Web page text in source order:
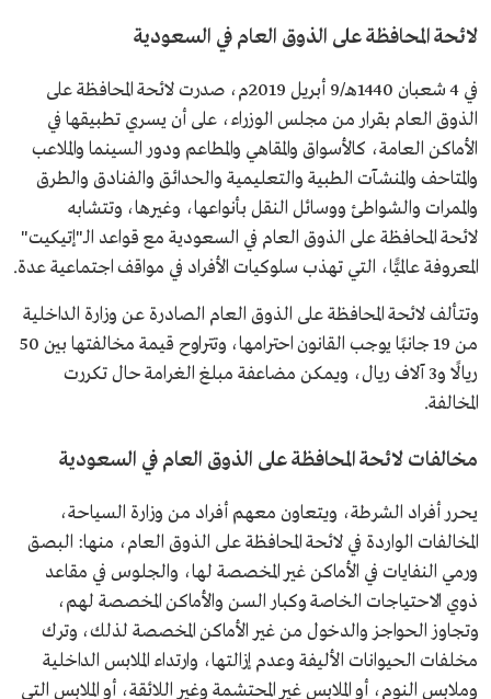
لائحة المحافظة على الذوق العام في السعودية
في 4 شعبان 1440هـ/9 أبريل 2019م، صدرت لائحة المحافظة على
الذوق العام بقرار من مجلس الوزراء، على أن يسري تطبيقها في
الأماكن العامة، كالأسواق والمقاهي والمطاعم ودور السينما والملاعب
والمتاحف والمنشآت الطبية والتعليمية والحدائق والفنادق والطرق
والممرات والشواطئ ووسائل النقل بأنواعها، وغيرها، وتتشابه
لائحة المحافظة على الذوق العام في السعودية مع قواعد الـ"إتيكيت"
المعروفة عالميًّا، التي تهذب سلوكيات الأفراد في مواقف اجتماعية عدة.
وتتألف لائحة المحافظة على الذوق العام الصادرة عن وزارة الداخلية
من 19 جانبًا يوجب القانون احترامها، وتتراوح قيمة مخالفتها بين 50
ريالًا و3 آلاف ريال، ويمكن مضاعفة مبلغ الغرامة حال تكررت
المخالفة.
مخالفات لائحة المحافظة على الذوق العام في السعودية
يحرر أفراد الشرطة، ويتعاون معهم أفراد من وزارة السياحة،
المخالفات الواردة في لائحة المحافظة على الذوق العام، منها: البصق
ورمي النفايات في الأماكن غير المخصصة لها، والجلوس في مقاعد
ذوي الاحتياجات الخاصة وكبار السن والأماكن المخصصة لهم،
وتجاوز الحواجز والدخول من غير الأماكن المخصصة لذلك، وترك
مخلفات الحيوانات الأليفة وعدم إزالتها، وارتداء الملابس الداخلية
وملابس النوم، أو الملابس غير المحتشمة وغير اللائقة، أو الملابس التي